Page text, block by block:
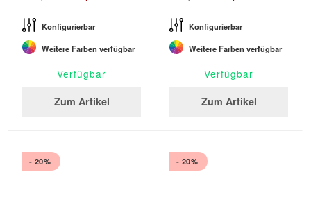
Konfigurierbar
Weitere Farben verfügbar
Verfügbar
Zum Artikel
Konfigurierbar
Weitere Farben verfügbar
Verfügbar
Zum Artikel
- 20% - 20%